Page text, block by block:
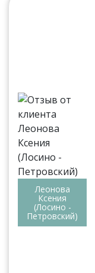
Леонова
Ксения
(Лосино -
Петровский)